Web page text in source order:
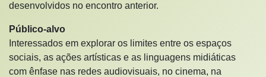
desenvolvidos no encontro anterior.
Público-alvo
Interessados em explorar os limites entre os espaços
sociais, as ações artísticas e as linguagens midiáticas
com ênfase nas redes audiovisuais, no cinema, na